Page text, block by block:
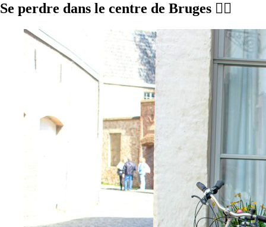
Se perdre dans le centre de Bruges 🚴‍♀️